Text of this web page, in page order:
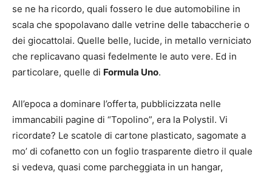
se ne ha ricordo, quali fossero le due automobiline in
scala che spopolavano dalle vetrine delle tabaccherie o
dei giocattolai. Quelle belle, lucide, in metallo verniciato
che replicavano quasi fedelmente le auto vere. Ed in
particolare, quelle di Formula Uno.
All’epoca a dominare l’offerta, pubblicizzata nelle
immancabili pagine di “Topolino”, era la Polystil. Vi
ricordate? Le scatole di cartone plasticato, sagomate a
mo’ di cofanetto con un foglio trasparente dietro il quale
si vedeva, quasi come parcheggiata in un hangar,